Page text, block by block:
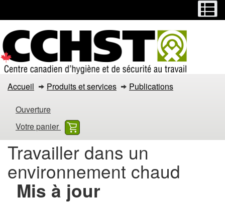
contenu
principal
la
version
HTML
simplifiée
Travailler
dans
un
environnement
chaud
Accueil Produits et services
Publications
Ouverture
Votre panier
Travailler dans un
environnement chaud
Mis à jour